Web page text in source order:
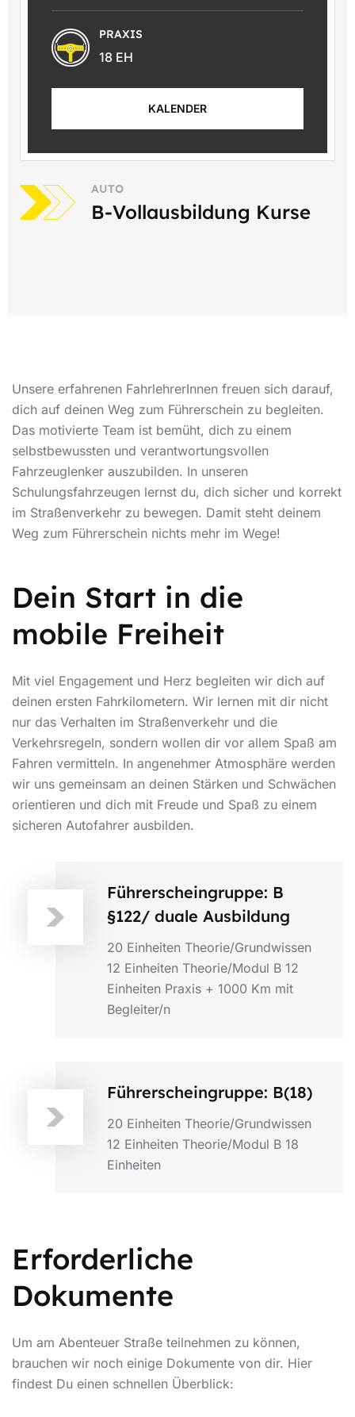
PRAXIS
18 EH
KALENDER
AUTO
B-Vollausbildung Kurse
Unsere erfahrenen FahrlehrerInnen freuen sich darauf,
dich auf deinen Weg zum Führerschein zu begleiten.
Das motivierte Team ist bemüht, dich zu einem
selbstbewussten und verantwortungsvollen
Fahrzeuglenker auszubilden. In unseren
Schulungsfahrzeugen lernst du, dich sicher und korrekt
im Straßenverkehr zu bewegen. Damit steht deinem
Weg zum Führerschein nichts mehr im Wege!
Dein Start in die
mobile Freiheit
Mit viel Engagement und Herz begleiten wir dich auf
deinen ersten Fahrkilometern. Wir lernen mit dir nicht
nur das Verhalten im Straßenverkehr und die
Verkehrsregeln, sondern wollen dir vor allem Spaß am
Fahren vermitteln. In angenehmer Atmosphäre werden
wir uns gemeinsam an deinen Stärken und Schwächen
orientieren und dich mit Freude und Spaß zu einem
sicheren Autofahrer ausbilden.
Führerscheingruppe: B
§122/ duale Ausbildung
20 Einheiten Theorie/Grundwissen
12 Einheiten Theorie/Modul B 12
Einheiten Praxis + 1000 Km mit
Begleiter/n
Führerscheingruppe: B(18)
20 Einheiten Theorie/Grundwissen
12 Einheiten Theorie/Modul B 18
Einheiten
Erforderliche
Dokumente
Um am Abenteuer Straße teilnehmen zu können,
brauchen wir noch einige Dokumente von dir. Hier
findest Du einen schnellen Überblick: